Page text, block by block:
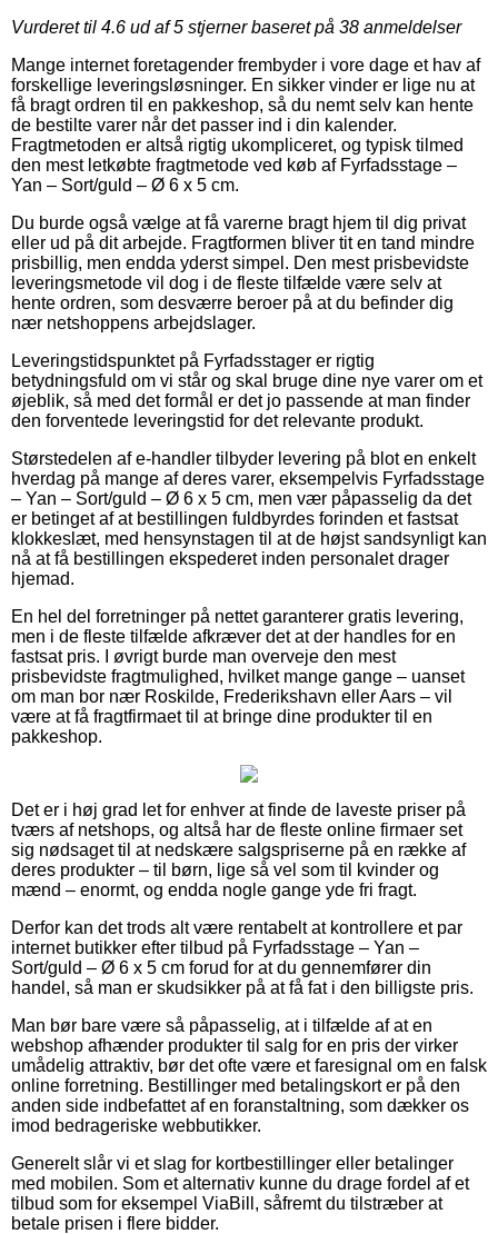
Vurderet til 4.6 ud af 5 stjerner baseret på 38 anmeldelser
Mange internet foretagender frembyder i vore dage et hav af
forskellige leveringsløsninger. En sikker vinder er lige nu at
få bragt ordren til en pakkeshop, så du nemt selv kan hente
de bestilte varer når det passer ind i din kalender.
Fragtmetoden er altså rigtig ukompliceret, og typisk tilmed
den mest letkøbte fragtmetode ved køb af Fyrfadsstage –
Yan – Sort/guld – Ø 6 x 5 cm.
Du burde også vælge at få varerne bragt hjem til dig privat
eller ud på dit arbejde. Fragtformen bliver tit en tand mindre
prisbillig, men endda yderst simpel. Den mest prisbevidste
leveringsmetode vil dog i de fleste tilfælde være selv at
hente ordren, som desværre beroer på at du befinder dig
nær netshoppens arbejdslager.
Leveringstidspunktet på Fyrfadsstager er rigtig
betydningsfuld om vi står og skal bruge dine nye varer om et
øjeblik, så med det formål er det jo passende at man finder
den forventede leveringstid for det relevante produkt.
Størstedelen af e-handler tilbyder levering på blot en enkelt
hverdag på mange af deres varer, eksempelvis Fyrfadsstage
– Yan – Sort/guld – Ø 6 x 5 cm, men vær påpasselig da det
er betinget af at bestillingen fuldbyrdes forinden et fastsat
klokkeslæt, med hensynstagen til at de højst sandsynligt kan
nå at få bestillingen ekspederet inden personalet drager
hjemad.
En hel del forretninger på nettet garanterer gratis levering,
men i de fleste tilfælde afkræver det at der handles for en
fastsat pris. I øvrigt burde man overveje den mest
prisbevidste fragtmulighed, hvilket mange gange – uanset
om man bor nær Roskilde, Frederikshavn eller Aars – vil
være at få fragtfirmaet til at bringe dine produkter til en
pakkeshop.
Det er i høj grad let for enhver at finde de laveste priser på
tværs af netshops, og altså har de fleste online firmaer set
sig nødsaget til at nedskære salgspriserne på en række af
deres produkter – til børn, lige så vel som til kvinder og
mænd – enormt, og endda nogle gange yde fri fragt.
Derfor kan det trods alt være rentabelt at kontrollere et par
internet butikker efter tilbud på Fyrfadsstage – Yan –
Sort/guld – Ø 6 x 5 cm forud for at du gennemfører din
handel, så man er skudsikker på at få fat i den billigste pris.
Man bør bare være så påpasselig, at i tilfælde af at en
webshop afhænder produkter til salg for en pris der virker
umådelig attraktiv, bør det ofte være et faresignal om en falsk
online forretning. Bestillinger med betalingskort er på den
anden side indbefattet af en foranstaltning, som dækker os
imod bedrageriske webbutikker.
Generelt slår vi et slag for kortbestillinger eller betalinger
med mobilen. Som et alternativ kunne du drage fordel af et
tilbud som for eksempel ViaBill, såfremt du tilstræber at
betale prisen i flere bidder.